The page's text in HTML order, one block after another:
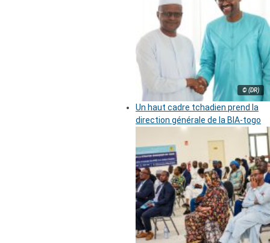
© (DR)
Un haut cadre tchadien prend la
direction générale de la BIA-togo